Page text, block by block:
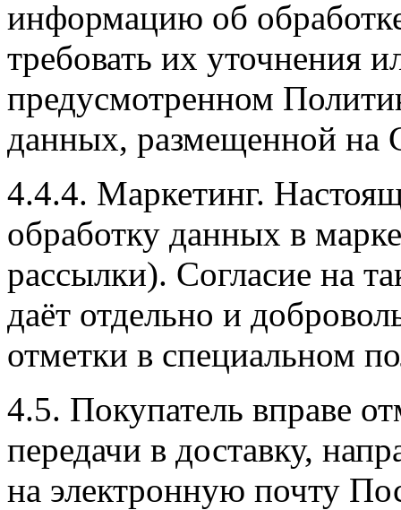
информацию об
требовать их уточнения
предусмотренном
данных, размещенной на
4.4.4. Маркетинг.
обработку данных в
рассылки). Согласие на
даёт отдельно и
отметки в специальном
4.5. Покупатель вправе
передачи в доставку,
на электронную почту